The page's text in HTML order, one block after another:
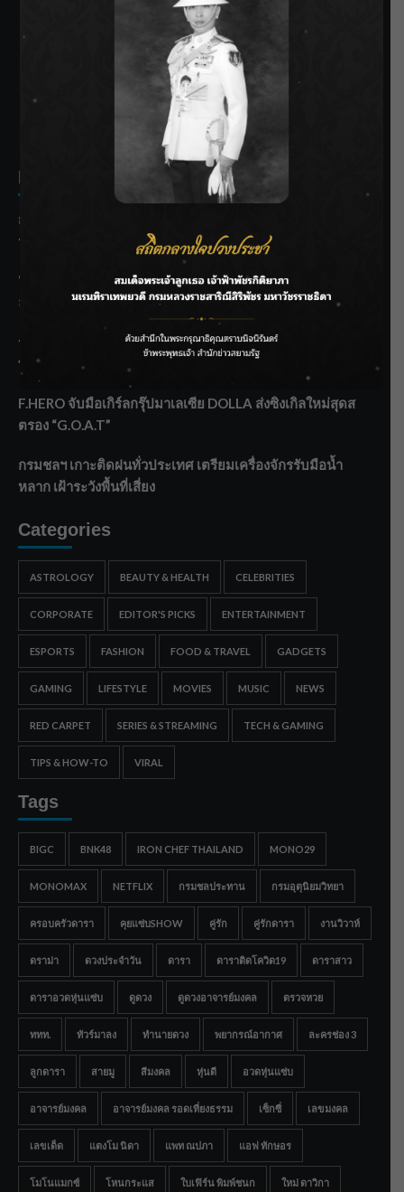
SIAMRATH VARIETY
THE BEST ENTERTAINMENT
Recent Posts
กรมชลฯ รับฟังประชาชน ติดตามแก้ปัญหาโครงการประตู
ระบายน้ำศรีสองรักฯ
‘แมน การิน’ แชร์ความเชื่อชวนคิด! “อยากกินอะไรหลังจาก
ลาโลกนี้ ให้ใส่บาตรสิ่งนั้นไว้ตอนยังมีชีวิต”
ราชเลขานุการในพระองค์ฯ ติดตามโครงการหุบกะพง–ห้วย
ทรายใต้ เสริมความมั่นคงน้ำเพชรบุรี
F.HERO จับมือเกิร์ลกรุ๊ปมาเลเซีย DOLLA ส่งซิงเกิลใหม่สุดส
ตรอง “G.O.A.T”
กรมชลฯ เกาะติดฝนทั่วประเทศ เตรียมเครื่องจักรรับมือน้ำ
หลาก เฝ้าระวังพื้นที่เสี่ยง
Categories
ASTROLOGY BEAUTY & HEALTH CELEBRITIES
CORPORATE EDITOR'S PICKS ENTERTAINMENT
ESPORTS FASHION FOOD & TRAVEL GADGETS
GAMING LIFESTYLE MOVIES MUSIC NEWS
RED CARPET SERIES & STREAMING TECH & GAMING
TIPS & HOW-TO VIRAL
Tags
BIGC BNK48 IRON CHEF THAILAND MONO29
MONOMAX NETFLIX กรมชลประทาน กรมอุตุนิยมวิทยา
ครอบครัวดารา คุยแซ่บSHOW คู่รัก คู่รักดารา งานวิวาห์
ดราม่า ดวงประจำวัน ดารา ดาราติดโควิด19 ดาราสาว
ดาราอวดหุ่นแซ่บ ดูดวง ดูดวงอาจารย์มงคล ตรวจหวย
ททท. ทัวร์มาลง ทำนายดวง พยากรณ์อากาศ ละครช่อง 3
ลูกดารา สายมู สีมงคล หุ่นดี อวดหุ่นแซ่บ
อาจารย์มงคล อาจารย์มงคล รอดเที่ยงธรรม เซ็กซี่ เลขมงคล
เลขเด็ด แตงโม นิดา แพท ณปภา แอฟ ทักษอร
โมโนแมกซ์ โหนกระแส ใบเฟิร์น พิมพ์ชนก ใหม่ ดาวิกา